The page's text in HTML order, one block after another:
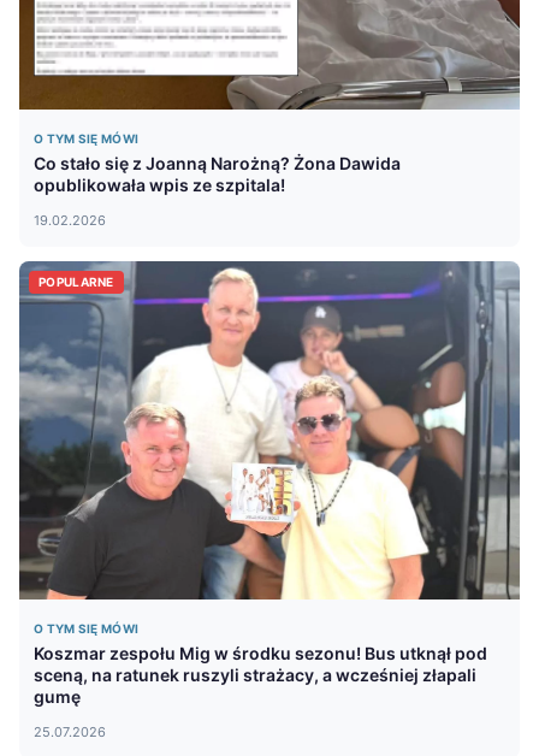
O TYM SIĘ MÓWI
Co stało się z Joanną Narożną? Żona Dawida
opublikowała wpis ze szpitala!
19.02.2026
POPULARNE
O TYM SIĘ MÓWI
Koszmar zespołu Mig w środku sezonu! Bus utknął pod
sceną, na ratunek ruszyli strażacy, a wcześniej złapali
gumę
25.07.2026